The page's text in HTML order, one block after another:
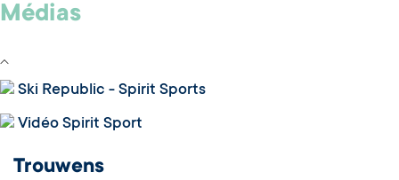
Médias
Ski Republic - Spirit Sports
Vidéo Spirit Sport
Trouwens